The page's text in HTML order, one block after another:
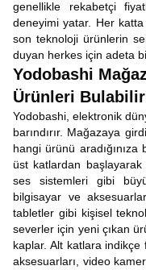
genellikle rekabetçi
deneyimi yatar. Her katta
son teknoloji ürünlerin
duyan herkes için adeta
Yodobashi
Ürünleri
Yodobashi, elektronik
barındırır. Mağazaya
hangi ürünü
üst katlardan
ses sistemleri gibi
bilgisayar ve
tabletler gibi kişisel
severler için yeni çıkan
kaplar. Alt katlara
aksesuarları, video